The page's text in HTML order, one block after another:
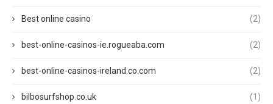
Best online casino (2)
best-online-casinos-ie.rogueaba.com (2)
best-online-casinos-ireland.co.com (2)
bilbosurfshop.co.uk (1)